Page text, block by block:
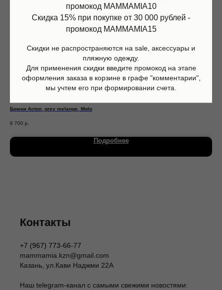
Брюки Acton, grey melange, Molo
8 700 р.
Подробнее
промокод MAMMAMIA10
Скидка 15% при покупке от 30 000 рублей -
промокод MAMMAMIA15
Скидки не распространяются на sale, аксессуары и
пляжную одежду.
Для применения скидки введите промокод на этапе
оформления заказа в корзине в графе "комментарии",
мы учтем его при формировании счета.
Контакты
+7 (967) 773-66-77
mammamia.kzn@gmail.com
Казань, ул.Кави Наджми 22А
Наш telegram-канал c самыми свежими новостями:
Мальчики
Подарочная карта
Контакты
Согласие на публикацию отзывов
ИП Шаронова Надежда Александровна
ИНН 166003379276
420111, Казань, ул.Кави Наджми 22А